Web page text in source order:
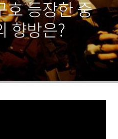
호 등장한 중
향방은?